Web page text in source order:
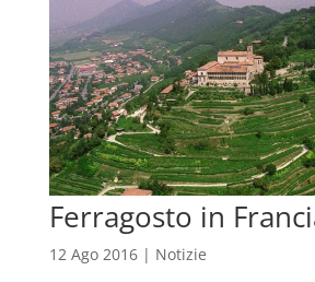
Ferragosto in
12 Ago 2016| Notizie